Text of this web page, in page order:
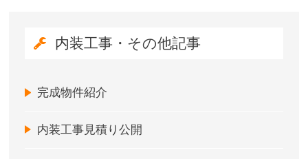
内装工事・その他記事
完成物件紹介
内装工事見積り公開